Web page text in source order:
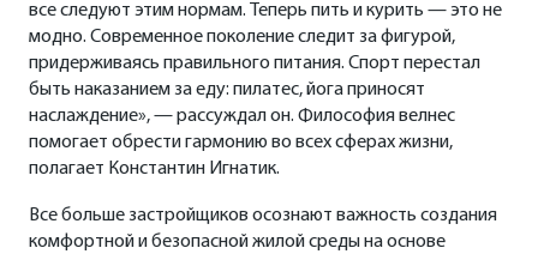
все следуют этим нормам. Теперь пить и курить — это не
модно. Современное поколение следит за фигурой,
придерживаясь правильного питания. Спорт перестал
быть наказанием за еду: пилатес, йога приносят
наслаждение», — рассуждал он. Философия велнес
помогает обрести гармонию во всех сферах жизни,
полагает Константин Игнатик.
Все больше застройщиков осознают важность создания
комфортной и безопасной жилой среды на основе